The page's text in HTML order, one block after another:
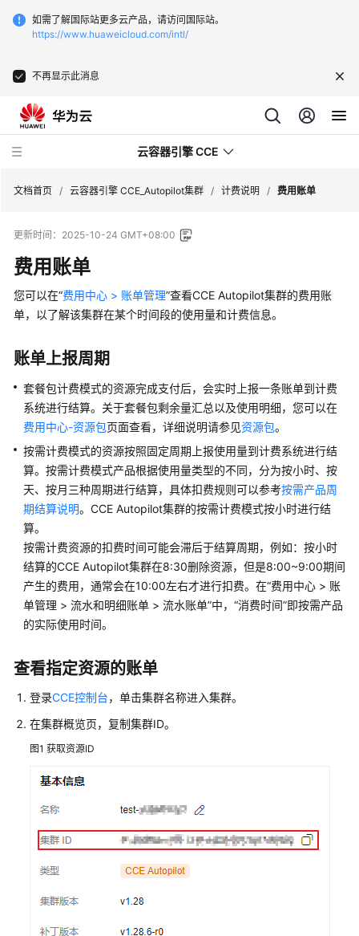
如需了解国际站更多云产品，请访问国际站。
https://www.huaweicloud.com/intl/
不再显示此消息
云容器引擎 CCE
新
动
务
公
告
产
品
介
绍
计
费
说
明
Autopilot
集
群
费
概
计
模
项
文档首页 / 云容器引擎 CCE_Autopilot集群 / 计费说明 / 费用账单
更新时间： 2025-10-24 GMT+08:00
费用账单
您可以在“费用中心 > 账单管理”查看CCE Autopilot集群的费用账
单，以了解该集群在某个时间段的使用量和计费信息。
账单上报周期
套餐包计费模式的资源完成支付后，会实时上报一条账单到计费
系统进行结算。关于套餐包剩余量汇总以及使用明细，您可以在
费用中心-资源包页面查看，详细说明请参见资源包。
按需计费模式的资源按照固定周期上报使用量到计费系统进行结
算。按需计费模式产品根据使用量类型的不同，分为按小时、按
天、按月三种周期进行结算，具体扣费规则可以参考按需产品周
期结算说明。CCE Autopilot集群的按需计费模式按小时进行结
算。
按需计费资源的扣费时间可能会滞后于结算周期，例如：按小时
结算的CCE Autopilot集群在8:30删除资源，但是8:00~9:00期间
产生的费用，通常会在10:00左右才进行扣费。在“费用中心 > 账
单管理 > 流水和明细账单 > 流水账单”中，“消费时间”即按需产品
的实际使用时间。
查看指定资源的账单
登录CCE控制台，单击集群名称进入集群。
在集群概览页，复制集群ID。
图1 获取资源ID